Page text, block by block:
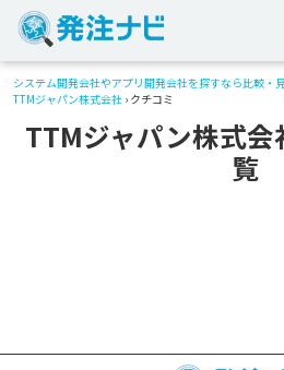
システム開発会社やアプリ開発会社を探すなら比較・
TTMジャパン株式会社 › クチコミ
TTMジャパン株式
覧